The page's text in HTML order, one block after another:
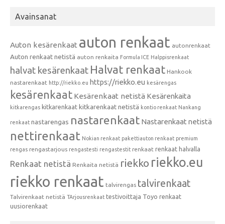
Avainsanat
Auton kesärenkaat auton renkaat autonrenkaat
Auton renkaat netistä auton renkaita Formula ICE Halppisrenkaat
halvat kesärenkaat Halvat renkaat Hankook
nastarenkaat http://riekko.eu https://riekko.eu kesärengas
kesärenkaat Kesärenkaat netistä Kesärenkaita
kitkarengas kitkarenkaat kitkarenkaat netistä kontio renkaat Nankang
renkaat nastarengas nastarenkaat Nastarenkaat netistä
nettirenkaat Nokian renkaat pakettiauton renkaat premium
rengas rengastarjous rengastesti rengastestit renkaat renkaat halvalla
Renkaat netistä Renkaita netistä riekko riekko.eu
riekko renkaat talvirengas talvirenkaat
Talvirenkaat netistä TArjousrenkaat testivoittaja Toyo renkaat
uusiorenkaat